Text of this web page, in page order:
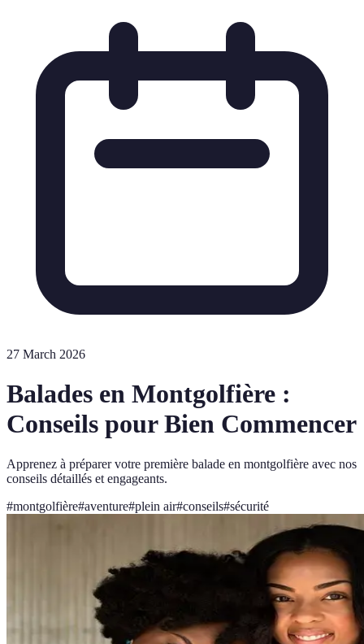
27 March 2026
Balades en Montgolfière :
Conseils pour Bien Commencer
Apprenez à préparer votre première balade en montgolfière avec nos
conseils détaillés et engageants.
#montgolfière#aventure#plein air#conseils#sécurité